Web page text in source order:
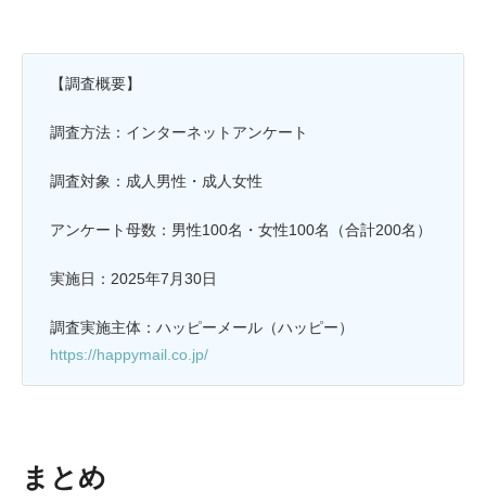
【調査概要】
調査方法：インターネットアンケート
調査対象：成人男性・成人女性
アンケート母数：男性100名・女性100名（合計200名）
実施日：2025年7月30日
調査実施主体：ハッピーメール（ハッピー）
https://happymail.co.jp/
まとめ